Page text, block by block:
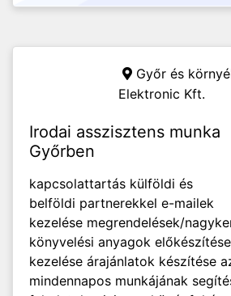
Győr és
Elektronic Kft.
Irodai asszisztens munka
Győrben
kapcsolattartás külföldi és
belföldi partnerekkel e-mailek
kezelése megrendelések/
könyvelési anyagok
kezelése árajánlatok készítése
mindennapos munkájának